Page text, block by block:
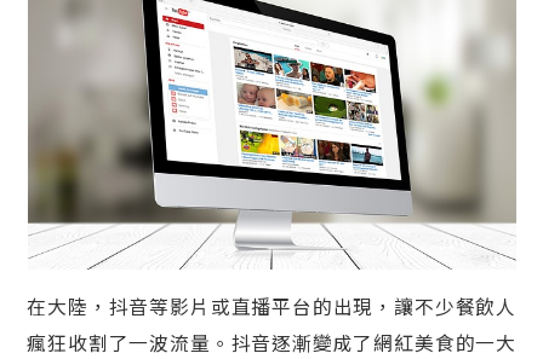
在大陸，抖音等影片或直播平台的出現，讓不少餐飲人
瘋狂收割了一波流量。抖音逐漸變成了網紅美食的一大